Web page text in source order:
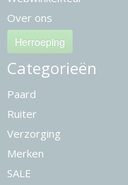
Over ons
Herroeping
Categorieën
Paard
Ruiter
Verzorging
Merken
SALE